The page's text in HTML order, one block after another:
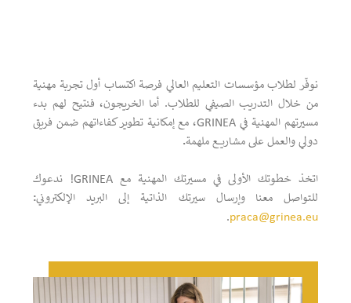
نوفّر لطلاب مؤسسات التعليم العالي فرصة اكتساب أول تجربة مهنية
من خلال التدريب الصيفي للطلاب. أما الخريجون، فنتيح لهم بدء
مسيرتهم المهنية في GRINEA، مع إمكانية تطوير كفاءاتهم ضمن فريق
دولي والعمل على مشاريع ملهمة.
اتخذ خطوتك الأولى في مسيرتك المهنية مع GRINEA! ندعوك
للتواصل معنا وإرسال سيرتك الذاتية إلى البريد الإلكتروني:
praca@grinea.eu
.